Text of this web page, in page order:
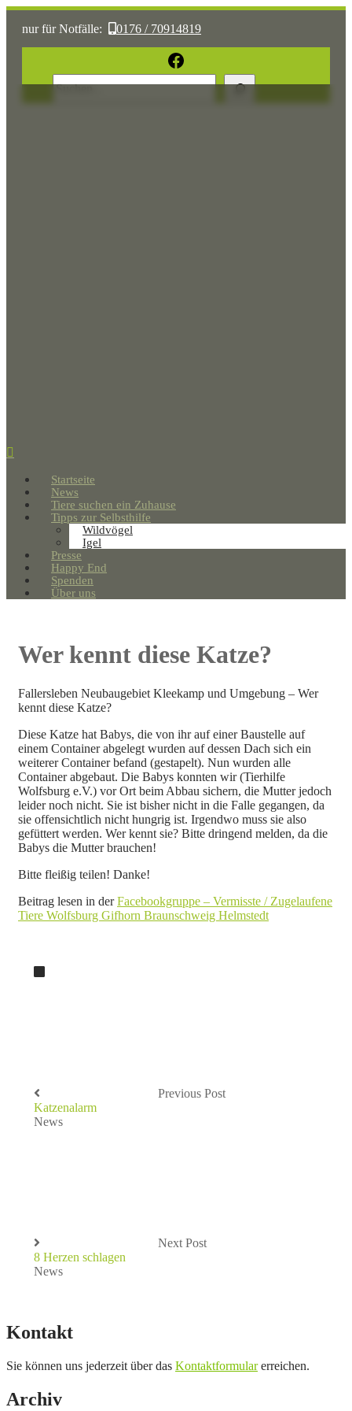
nur für Notfälle: 0176 / 70914819
Sonst: tierhilfe.wolfsburg@t-online.de
Facebook
Startseite
News
Tiere suchen ein Zuhause
Tipps zur Selbsthilfe
Wildvögel
Igel
Presse
Happy End
Spenden
Über uns
Wer kennt diese Katze?
Fallersleben Neubaugebiet Kleekamp und Umgebung – Wer
kennt diese Katze?
Diese Katze hat Babys, die von ihr auf einer Baustelle auf
einem Container abgelegt wurden auf dessen Dach sich ein
weiterer Container befand (gestapelt). Nun wurden alle
Container abgebaut. Die Babys konnten wir (Tierhilfe
Wolfsburg e.V.) vor Ort beim Abbau sichern, die Mutter jedoch
leider noch nicht. Sie ist bisher nicht in die Falle gegangen, da
sie offensichtlich nicht hungrig ist. Irgendwo muss sie also
gefüttert werden. Wer kennt sie? Bitte dringend melden, da die
Babys die Mutter brauchen!
Bitte fleißig teilen! Danke!
Beitrag lesen in derFacebookgruppe – Vermisste / Zugelaufene
Tiere Wolfsburg Gifhorn Braunschweig Helmstedt
Previous Post
Katzenalarm
News
Next Post
8 Herzen schlagen
News
Kontakt
Sie können uns jederzeit über das Kontaktformularerreichen.
Archiv